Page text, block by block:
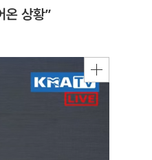
상황”